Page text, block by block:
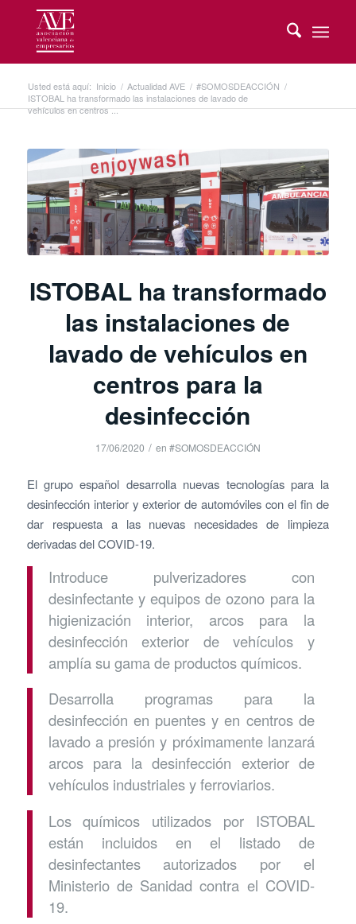
Usted está aquí: Inicio / Actualidad AVE / #SOMOSDEACCIÓN /
ISTOBAL ha transformado las instalaciones de lavado de
vehículos en centros ...
ISTOBAL ha transformado
las instalaciones de
lavado de vehículos en
centros para la
desinfección
17/06/2020 / en #SOMOSDEACCIÓN
El grupo español desarrolla nuevas tecnologías para la
desinfección interior y exterior de automóviles con el fin de
dar respuesta a las nuevas necesidades de limpieza
derivadas del COVID-19.
Introduce pulverizadores con
desinfectante y equipos de ozono para la
higienización interior, arcos para la
desinfección exterior de vehículos y
amplía su gama de productos químicos.
Desarrolla programas para la
desinfección en puentes y en centros de
lavado a presión y próximamente lanzará
arcos para la desinfección exterior de
vehículos industriales y ferroviarios.
Los químicos utilizados por ISTOBAL
están incluidos en el listado de
desinfectantes autorizados por el
Ministerio de Sanidad contra el COVID-
19.